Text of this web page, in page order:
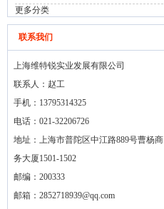
更多分类
联系我们
上海维特锐实业发展有限公司
联系人：赵工
手机：13795314325
电话：021-32206726
地址：上海市普陀区中江路889号曹杨商
务大厦1501-1502
邮编：200333
邮箱： 2852718939@qq.com